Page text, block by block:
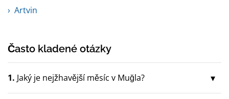
Artvin
Často kladené otázky
1. Jaký je nejžhavější měsíc v Muğla?